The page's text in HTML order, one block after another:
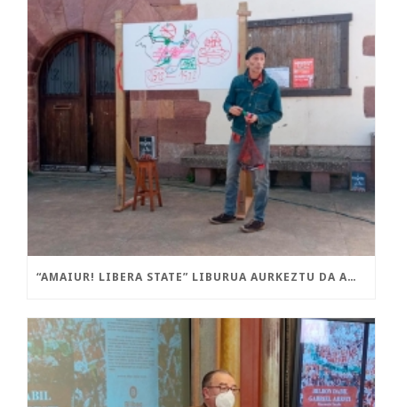
“AMAIUR! LIBERA STATE” LIBURUA AURKEZTU DA AMAIURREN